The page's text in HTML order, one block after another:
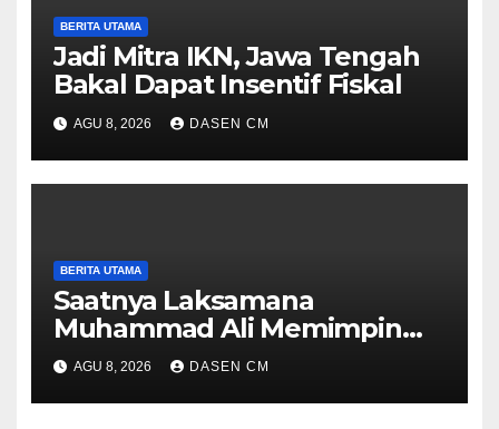
BERITA UTAMA
Jadi Mitra IKN, Jawa Tengah
Bakal Dapat Insentif Fiskal
AGU 8, 2026 DASEN CM
BERITA UTAMA
Saatnya Laksamana
Muhammad Ali Memimpin
TNI: Menjaga Keseimbangan
Politik dan Soliditas
Antarmatra
AGU 8, 2026 DASEN CM